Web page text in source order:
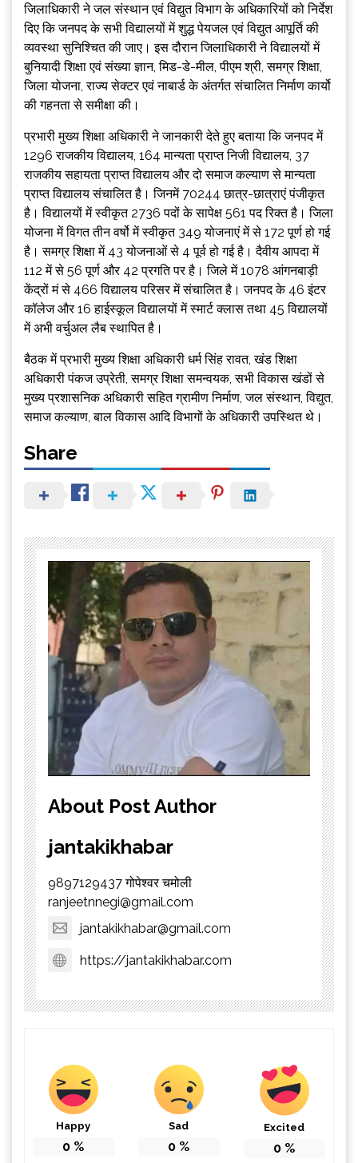
जिलाधिकारी ने जल संस्थान एवं विद्युत विभाग के अधिकारियों को निर्देश
दिए कि जनपद के सभी विद्यालयों में शुद्ध पेयजल एवं विद्युत आपूर्ति की
व्यवस्था सुनिश्चित की जाए। इस दौरान जिलाधिकारी ने विद्यालयों में
बुनियादी शिक्षा एवं संख्या ज्ञान, मिड-डे-मील, पीएम श्री, समग्र शिक्षा,
जिला योजना, राज्य सेक्टर एवं नाबार्ड के अंतर्गत संचालित निर्माण कार्यो
की गहनता से समीक्षा की।
प्रभारी मुख्य शिक्षा अधिकारी ने जानकारी देते हुए बताया कि जनपद में
1296 राजकीय विद्यालय, 164 मान्यता प्राप्त निजी विद्यालय, 37
राजकीय सहायता प्राप्त विद्यालय और दो समाज कल्याण से मान्यता
प्राप्त विद्यालय संचालित है। जिनमें 70244 छात्र-छात्राएं पंजीकृत
है। विद्यालयों में स्वीकृत 2736 पदों के सापेक्ष 561 पद रिक्त है। जिला
योजना में विगत तीन वर्षो में स्वीकृत 349 योजनाएं में से 172 पूर्ण हो गई
है। समग्र शिक्षा में 43 योजनाओं से 4 पूर्व हो गई है। दैवीय आपदा में
112 में से 56 पूर्ण और 42 प्रगति पर है। जिले में 1078 आंगनबाड़ी
केंद्रों मं से 466 विद्यालय परिसर में संचालित है। जनपद के 46 इंटर
कॉलेज और 16 हाईस्कूल विद्यालयों में स्मार्ट क्लास तथा 45 विद्यालयों
में अभी वर्चुअल लैब स्थापित है।
बैठक में प्रभारी मुख्य शिक्षा अधिकारी धर्म सिंह रावत, खंड शिक्षा
अधिकारी पंकज उप्रेती, समग्र शिक्षा समन्वयक, सभी विकास खंडों से
मुख्य प्रशासनिक अधिकारी सहित ग्रामीण निर्माण, जल संस्थान, विद्युत,
समाज कल्याण, बाल विकास आदि विभागों के अधिकारी उपस्थित थे।
Share
About Post Author
jantakikhabar
9897129437 गोपेश्वर चमोली
ranjeetnnegi@gmail.com
jantakikhabar@gmail.com
https://jantakikhabar.com
Happy
0 %
Sad
0 %
Excited
0 %